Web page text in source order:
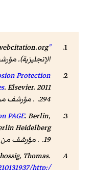
"WebCite query result"
الإنجليزية).
Protection
294. . مؤرشف من
PAGE. Berlin,
19. . مؤرشف من
Thomas.